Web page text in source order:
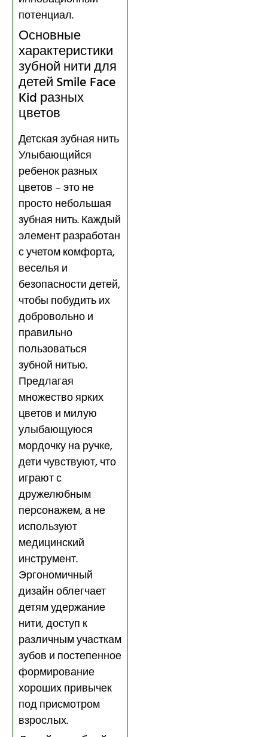
потенциал.
Основные
характеристики
зубной нити для
детей Smile Face
Kid разных
цветов
Детская зубная нить
Улыбающийся
ребенок разных
цветов – это не
просто небольшая
зубная нить. Каждый
элемент разработан
с учетом комфорта,
веселья и
безопасности детей,
чтобы побудить их
добровольно и
правильно
пользоваться
зубной нитью.
Предлагая
множество ярких
цветов и милую
улыбающуюся
мордочку на ручке,
дети чувствуют, что
играют с
дружелюбным
персонажем, а не
используют
медицинский
инструмент.
Эргономичный
дизайн облегчает
детям удержание
нити, доступ к
различным участкам
зубов и постепенное
формирование
хороших привычек
под присмотром
взрослых.